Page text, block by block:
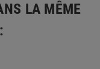
LA MÊME